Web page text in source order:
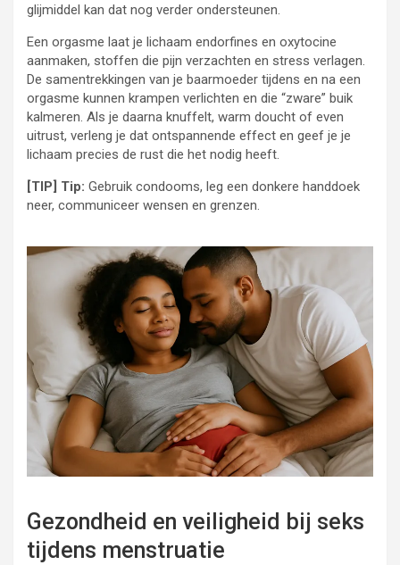
glijmiddel kan dat nog verder ondersteunen.
Een orgasme laat je lichaam endorfines en oxytocine
aanmaken, stoffen die pijn verzachten en stress verlagen.
De samentrekkingen van je baarmoeder tijdens en na een
orgasme kunnen krampen verlichten en die “zware” buik
kalmeren. Als je daarna knuffelt, warm doucht of even
uitrust, verleng je dat ontspannende effect en geef je je
lichaam precies de rust die het nodig heeft.
[TIP] Tip: Gebruik condooms, leg een donkere handdoek
neer, communiceer wensen en grenzen.
Gezondheid en veiligheid bij seks
tijdens menstruatie